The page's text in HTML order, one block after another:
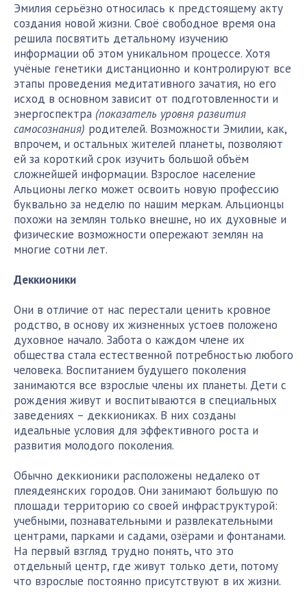
Эмилия серьёзно относилась к предстоящему акту
создания новой жизни. Своё свободное время она
решила посвятить детальному изучению
информации об этом уникальном процессе. Хотя
учёные генетики дистанционно и контролируют все
этапы проведения медитативного зачатия, но его
исход в основном зависит от подготовленности и
энергоспектра (показатель уровня развития
самосознания) родителей. Возможности Эмилии, как,
впрочем, и остальных жителей планеты, позволяют
ей за короткий срок изучить большой объём
сложнейшей информации. Взрослое население
Альционы легко может освоить новую профессию
буквально за неделю по нашим меркам. Альционцы
похожи на землян только внешне, но их духовные и
физические возможности опережают землян на
многие сотни лет.
Деккионики
Они в отличие от нас перестали ценить кровное
родство, в основу их жизненных устоев положено
духовное начало. Забота о каждом члене их
общества стала естественной потребностью любого
человека. Воспитанием будущего поколения
занимаются все взрослые члены их планеты. Дети с
рождения живут и воспитываются в специальных
заведениях – деккиониках. В них созданы
идеальные условия для эффективного роста и
развития молодого поколения.
Обычно деккионики расположены недалеко от
плеядеянских городов. Они занимают большую по
площади территорию со своей инфраструктурой:
учебными, познавательными и развлекательными
центрами, парками и садами, озёрами и фонтанами.
На первый взгляд трудно понять, что это
отдельный центр, где живут только дети, потому
что взрослые постоянно присутствуют в их жизни.